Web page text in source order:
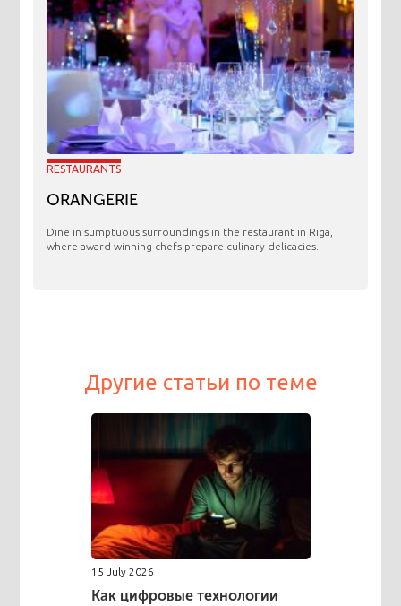
RESTAURANTS
ORANGERIE
​Dine in sumptuous surroundings in the restaurant in Riga,
where award winning chefs prepare culinary delicacies.
Другие статьи по теме
15 July 2026
Как цифровые технологии